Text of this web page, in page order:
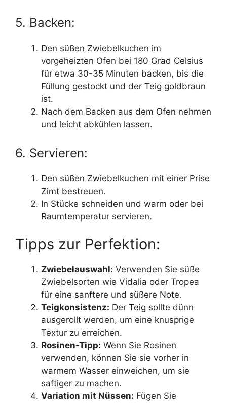
5. Backen:
Den süßen Zwiebelkuchen im
vorgeheizten Ofen bei 180 Grad Celsius
für etwa 30-35 Minuten backen, bis die
Füllung gestockt und der Teig goldbraun
ist.
Nach dem Backen aus dem Ofen nehmen
und leicht abkühlen lassen.
6. Servieren:
Den süßen Zwiebelkuchen mit einer Prise
Zimt bestreuen.
In Stücke schneiden und warm oder bei
Raumtemperatur servieren.
Tipps zur Perfektion:
Zwiebelauswahl: Verwenden Sie süße
Zwiebelsorten wie Vidalia oder Tropea
für eine sanftere und süßere Note.
Teigkonsistenz: Der Teig sollte dünn
ausgerollt werden, um eine knusprige
Textur zu erreichen.
Rosinen-Tipp: Wenn Sie Rosinen
verwenden, können Sie sie vorher in
warmem Wasser einweichen, um sie
saftiger zu machen.
Variation mit Nüssen: Fügen Sie